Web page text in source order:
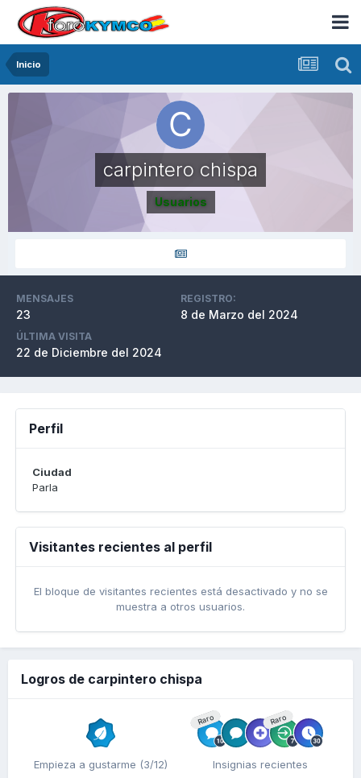
Inicio
carpintero chispa
Usuarios
MENSAJES
23
REGISTRO:
8 de Marzo del 2024
ÚLTIMA VISITA
22 de Diciembre del 2024
Perfil
Ciudad
Parla
Visitantes recientes al perfil
El bloque de visitantes recientes está desactivado y no se
muestra a otros usuarios.
Logros de carpintero chispa
Empieza a gustarme (3/12)
Raro Raro
Insignias recientes